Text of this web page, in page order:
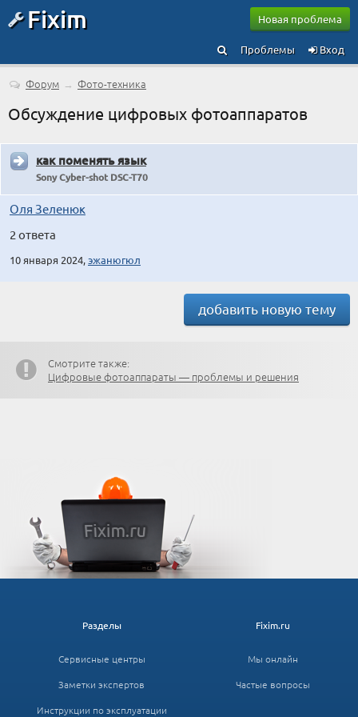
Fixim Новая проблема
Вход
Проблемы
Форум → Фото-техника
Обсуждение цифровых фотоаппаратов
как поменять язык
Sony Cyber-shot DSC-T70
Оля Зеленюк
2 ответа
10 января 2024,эжанюгюл
добавить новую тему
Смотрите также:
Цифровые фотоаппараты — проблемы и решения
Fixim.ru
Мы онлайн
Частые вопросы
Разделы
Сервисные центры
Заметки экспертов
Инструкции по эксплуатации